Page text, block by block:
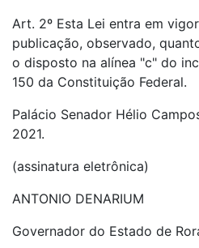
Art. 2º Esta Lei entra em
publicação, observado,
o disposto na alínea "c" do
150 da Constituição Federal.
Palácio Senador Hélio
2021.
(assinatura eletrônica)
ANTONIO DENARIUM
Governador do Estado de